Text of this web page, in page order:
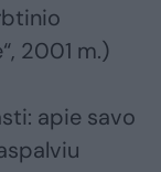
2001 m.)
apie savo